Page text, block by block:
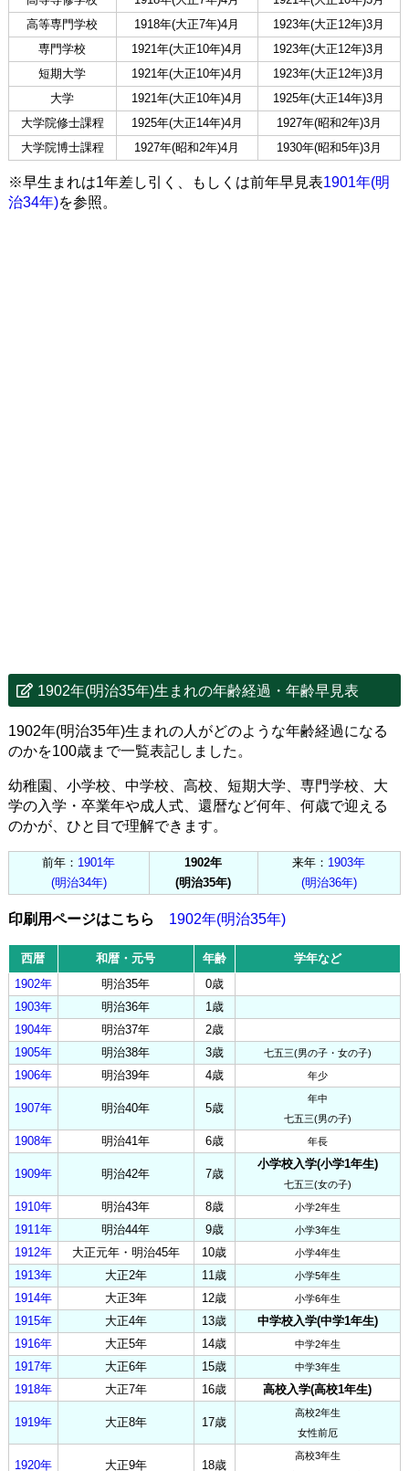
高等専門学校
1918年(大正7年)4月
1923年(大正12年)3月
専門学校
1921年(大正10年)4月
1923年(大正12年)3月
短期大学
1921年(大正10年)4月
1923年(大正12年)3月
大学
1921年(大正10年)4月
1925年(大正14年)3月
大学院修士課程
1925年(大正14年)4月
1927年(昭和2年)3月
大学院博士課程
1927年(昭和2年)4月 1930年(昭和5年)3月
※早生まれは1年差し引く、もしくは前年早見表1901年(明
治34年)を参照。
1902年(明治35年)生まれの年齢経過・年齢早見表
1902年(明治35年)生まれの人がどのような年齢経過になる
のかを100歳まで一覧表記しました。
幼稚園、小学校、中学校、高校、短期大学、専門学校、大
学の入学・卒業年や成人式、還暦など何年、何歳で迎える
のかが、ひと目で理解できます。
前年： 1901年
(明治34年)
1902年
(明治35年)
来年： 1903年
(明治36年)
印刷用ページはこちら 1902年(明治35年)
西暦 和暦・元号 年齢
学年など
1902年
明治35年
0歳
1903年
明治36年
1歳
1904年
明治37年
2歳
1905年
明治38年 3歳 七五三(男の子・女の子)
1906年 明治39年 4歳 年少
1907年 明治40年 5歳
年中
七五三(男の子)
1908年 明治41年 6歳 年長
1909年 明治42年 7歳
小学校入学(小学1年生)
七五三(女の子)
1910年 明治43年 8歳 小学2年生
1911年 明治44年 9歳 小学3年生
1912年 大正元年・明治45年 10歳 小学4年生
1913年 大正2年 11歳 小学5年生
1914年 大正3年 12歳 小学6年生
1915年 大正4年 13歳
中学校入学(中学1年生)
1916年
大正5年 14歳 中学2年生
1917年 大正6年 15歳 中学3年生
1918年 大正7年 16歳 高校入学(高校1年生)
1919年 大正8年 17歳
高校2年生
女性前厄
1920年 大正9年 18歳
高校3年生